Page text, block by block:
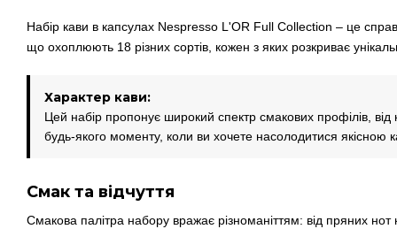
Набір кави в капсулах Nespresso L'OR Full Collection – це
що охоплюють 18 різних сортів, кожен з яких розкриває
Характер кави:
Цей набір пропонує широкий спектр смакових профілів,
будь-якого моменту, коли ви хочете насолодитися якісною
Смак та відчуття
Смакова палітра набору вражає різноманіттям: від пряних нот